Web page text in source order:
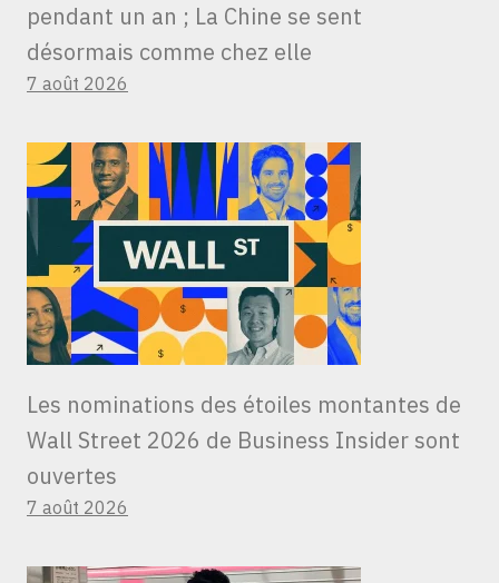
pendant un an ; La Chine se sent
désormais comme chez elle
7 août 2026
Les nominations des étoiles montantes de
Wall Street 2026 de Business Insider sont
ouvertes
7 août 2026